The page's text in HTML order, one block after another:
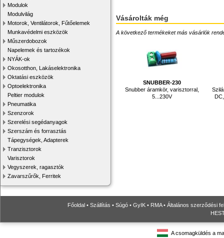
Modulok
Modulvilág
Motorok, Ventilátorok, Fűtőelemek
Munkavédelmi eszközök
Műszerdobozok
Napelemek és tartozékok
NYÁK-ok
Okosotthon, Lakáselektronika
Oktatási eszközök
Optoelektronika
Peltier modulok
Pneumatika
Szenzorok
Szerelési segédanyagok
Szerszám és forrasztás
Tápegységek, Adapterek
Tranzisztorok
Varisztorok
Vegyszerek, ragasztók
Zavarszűrők, Ferritek
Vásárolták még
A következő termékeket más vásárlók
SNUBBER-230
Snubber áramkör, varisztorral,
5...230V
Főoldal • Szállítás • Súgó • GyIK • RMA• Általános szerződési
A csomagküldés a